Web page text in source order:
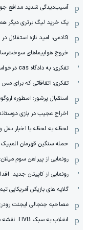
آسیب‌دیدگی شدید مدافع
یک خرید لیگ برتری دیگر
آکادمی، امید تازه استقلال
خروج هواپیماهای سوخت‌رسان
تفکری: به دادگاه cas درخواست لغو پلی‌اف را دادیم
تفکری: اتفاقاتی که برای مس
استقبال پرشور: اسطوره
اخراج عجیب در بازی
لحظه به لحظه با اخبار نقل و
حمله سنگین قهرمان
رونمایی از پیراهن سوم
رونمایی از کاپیتان جدید؛
گلایه های بازیکن آمریکایی
مصاحبه جنجالی ایجنت
انقلاب به سبک FIVB: نقشه میلیاردی برای والیبال